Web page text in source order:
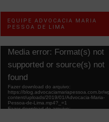
EQUIPE ADVOCACIA MARIA
PESSOA DE LIMA
Tocador
vídeo
Media error: Format(s) not
supported or source(s) not
found
Fazer download do arquivo:
https://blog.advocaciamariapessoa.com.br/
content/uploads/2019/01/Advocacia-Maria-
Pessoa-de-Lima.mp4?_=1
Fazer download do arquivo: